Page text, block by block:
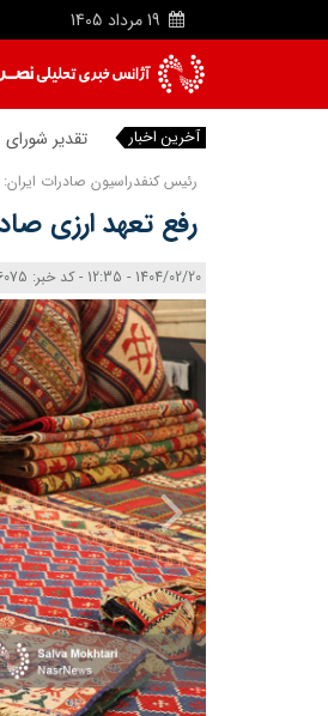
19 مرداد 1405
آخرین اخبار تقدیر شورای
رئیس کنفدراسیون صادرات ایران:
رفع تعهد ارزی
1404/02/20 - 12:35 - کد خبر: 136075